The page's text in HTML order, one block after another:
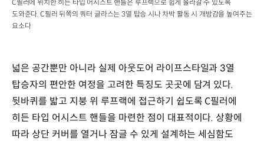
C필러에 위치한 히든 타입 어시스트 핸들은 루프랙으로 쉽게 올라갈 수 있도록
도와준다. C필러 뒤쪽의 쿼터 글라스는 3열 탑승 시나 차박 활동 시 개방감을 높여주는
요소다
넓은 공간뿐만 아니라 실제 아웃도어 라이프스타일과 3열
탑승자의 편안한 여정을 고려한 특징도 곳곳에 담겨 있다.
뒷바퀴를 밟고 지붕 위 루프랙에 접근하기 쉽도록 C필러에
히든 타입 어시스트 핸들을 마련한 점이 대표적이다. 상황에
따라 상단 커버를 열거나 잠글 수 있게 설계하는 세심함도